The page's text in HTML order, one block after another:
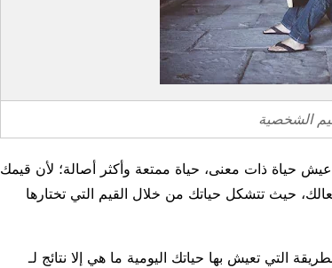
الشخصية
حياة ذات معنى، حياة ممتعة وأكثر أصالة؛ لأن قيمك
حيث تتشكل حياتك من خلال القيم التي تختارها
التي تعيش بها حياتك اليومية ما هي إلا نتائج لـ